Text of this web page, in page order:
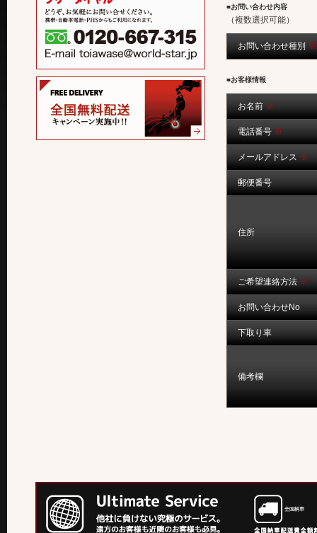
■お問い合わせ内容
（複数選択可能）
お問い合わせ種別 ※
■お客様情報
お名前 ※
電話番号 ※
メールアドレス ※
郵便番号
住所
ご希望連絡方法 ※
お問い合わせNo
下取り車
備考欄